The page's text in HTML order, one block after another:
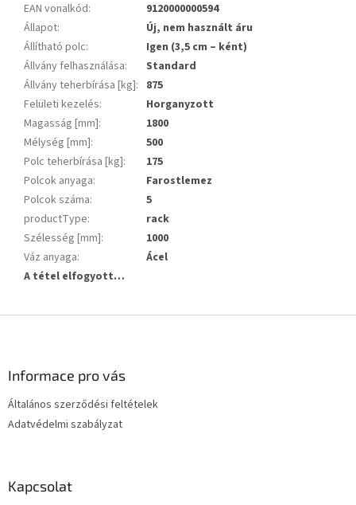
EAN vonalkód:
9120000000594
Állapot:
Új, nem használt áru
Állítható polc:
Igen (3,5 cm – ként)
Állvány felhasználása:
Standard
Állvány teherbírása [kg]: 875
Felületi kezelés:
Horganyzott
Magasság [mm]:
1800
Mélység [mm]:
500
Polc teherbírása [kg]:
175
Polcok anyaga:
Farostlemez
Polcok száma:
5
productType:
rack
Szélesség [mm]:
1000
Váz anyaga:
Ácel
A tétel elfogyott…
Informace pro vás
Általános szerződési feltételek
Adatvédelmi szabályzat
Kapcsolat